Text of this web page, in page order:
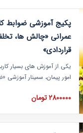
پکیج آموزشی ضوابط
عمرانی «چالش ها،
قراردادی»
یکی از آموزش‏‏‏‏‏‏ های بسیار
امور پیمان، سمینار آموزشی
عمرانی» چالش ها،
در محل سندیکای شرکت های
به همراه تجربیات عملی
2800000 تومان